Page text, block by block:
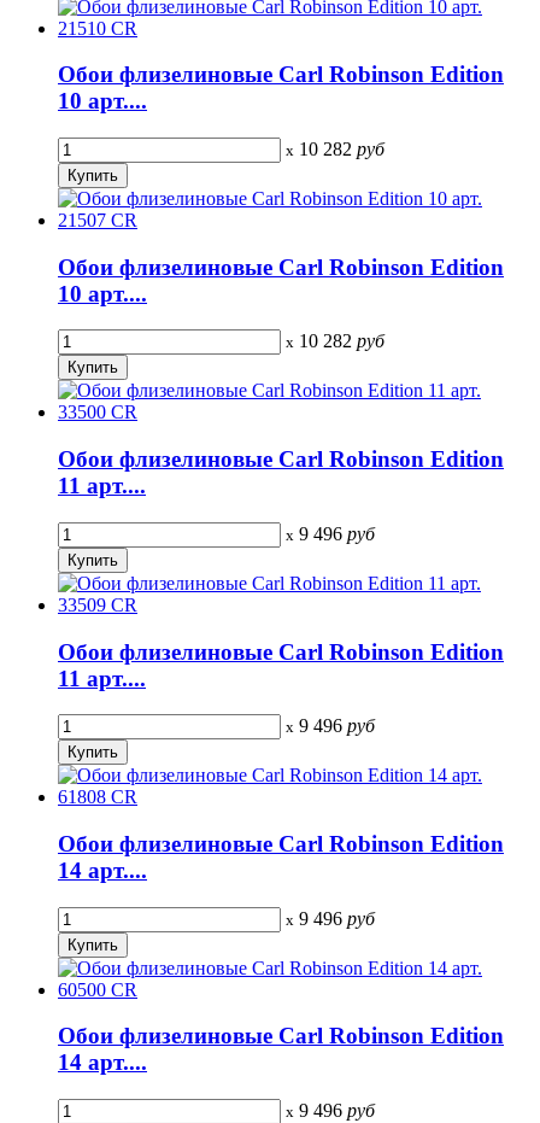
Обои флизелиновые Carl Robinson Edition
10 арт....
x 10 282 руб
Обои флизелиновые Carl Robinson Edition
10 арт....
x 10 282 руб
Обои флизелиновые Carl Robinson Edition
11 арт....
x 9 496 руб
Обои флизелиновые Carl Robinson Edition
11 арт....
x 9 496 руб
Обои флизелиновые Carl Robinson Edition
14 арт....
x 9 496 руб
Обои флизелиновые Carl Robinson Edition
14 арт....
x 9 496 руб